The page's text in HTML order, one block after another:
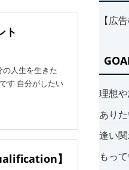
ト
人生を生きた
自分がしたい
】
【広
理想
あり
逢い
もっ